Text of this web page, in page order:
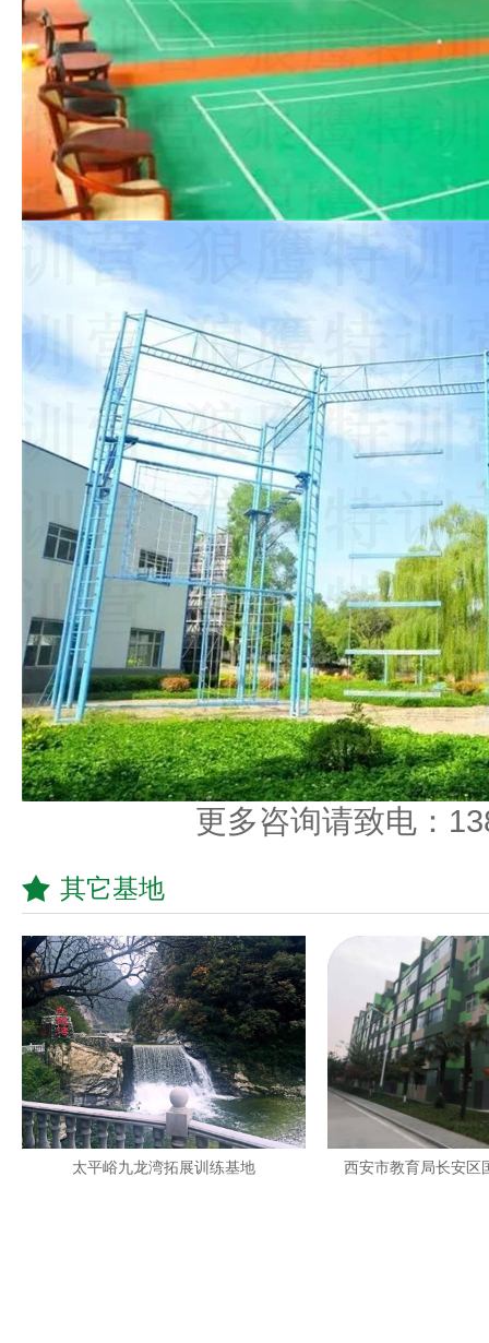
更多咨询请致电：
其它基地
太平峪九龙湾拓展训练基地